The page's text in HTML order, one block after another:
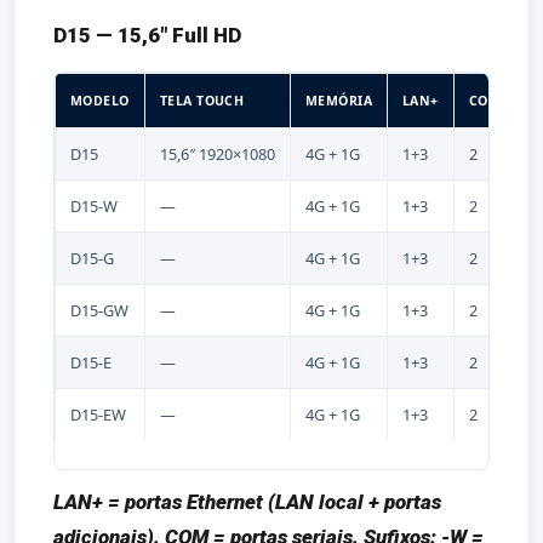
D15 — 15,6" Full HD
MODELO TELA TOUCH MEMÓRIA LAN+ COM
D15 15,6″ 1920×1080 4G + 1G 1+3 2
D15-W — 4G + 1G 1+3 2
D15-G — 4G + 1G 1+3 2
D15-GW — 4G + 1G 1+3 2
D15-E — 4G + 1G 1+3 2
D15-EW — 4G + 1G 1+3 2
LAN+ = portas Ethernet (LAN local + portas
adicionais). COM = portas seriais. Sufixos: -W =